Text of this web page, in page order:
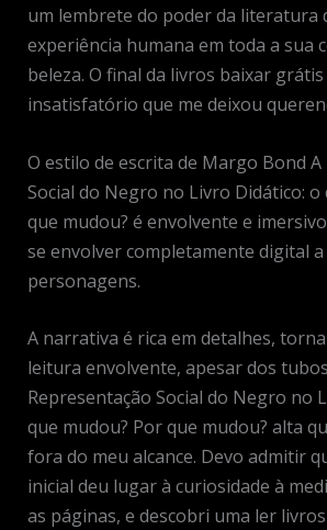
um lembrete do poder da literatura
experiência humana em toda a sua
beleza. O final da livros baixar
insatisfatório que me deixou
O estilo de escrita de Margo Bond
Social do Negro no Livro Didático: o
que mudou? é envolvente e
se envolver completamente digital a
personagens.
A narrativa é rica em detalhes,
leitura envolvente, apesar dos
Representação Social do Negro no
que mudou? Por que mudou? alta
fora do meu alcance. Devo admitir
inicial deu lugar à curiosidade à
as páginas, e descobri uma ler